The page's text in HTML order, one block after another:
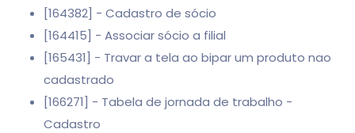
[164382] - Cadastro de sócio
[164415] - Associar sócio a filial
[165431] - Travar a tela ao bipar um produto nao
cadastrado
[166271] - Tabela de jornada de trabalho -
Cadastro